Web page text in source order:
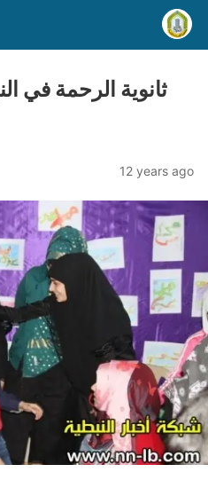
ثانوية الرحمة في
12 years ago